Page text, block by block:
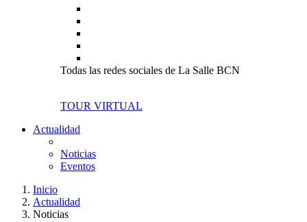
Todas las redes sociales de La Salle BCN
TOUR VIRTUAL
Actualidad
Noticias
Eventos
Inicio
Actualidad
Noticias